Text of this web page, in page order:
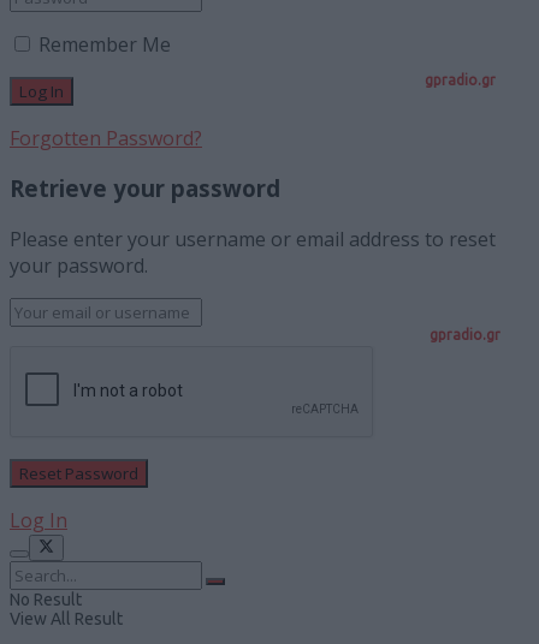
gpradio.gr
Remember Me
Forgotten Password?
Retrieve your password
Please enter your username or email address to reset
your password.
Log In
No Result
View All Result
gpradio.gr